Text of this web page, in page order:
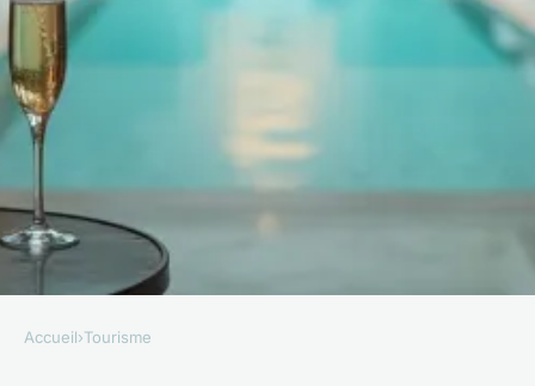
Accueil›Tourisme